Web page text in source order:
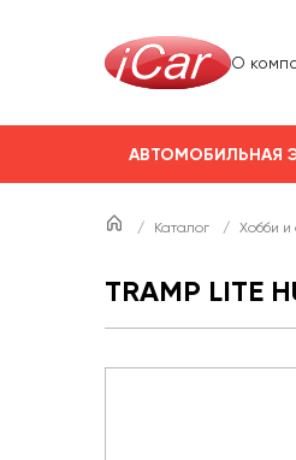
О
АВТОМОБИЛЬНАЯ
/ Каталог / Хобби и
TRAMP LITE